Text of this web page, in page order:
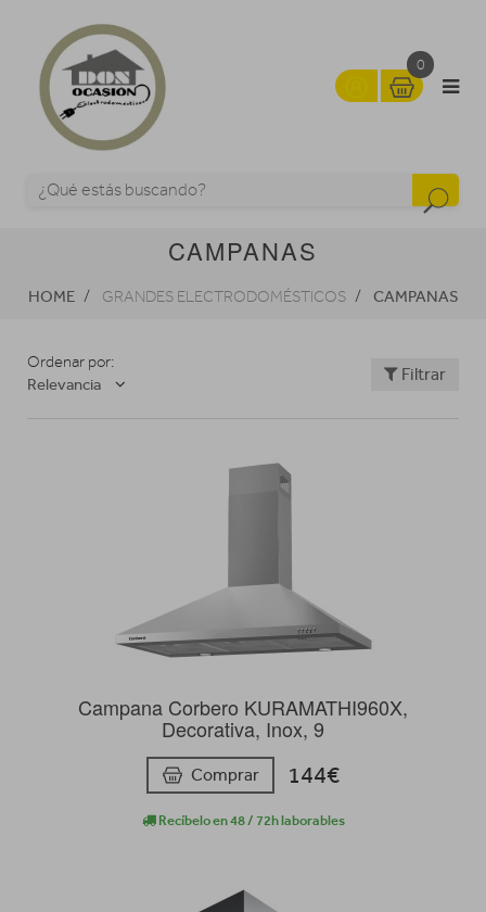
0
CAMPANAS
HOME GRANDES ELECTRODOMÉSTICOS CAMPANAS
Ordenar por:
Relevancia
Filtrar
Campana Corbero KURAMATHI960X,
Decorativa, Inox, 9
Comprar 144€
Recíbelo en 48 / 72h laborables